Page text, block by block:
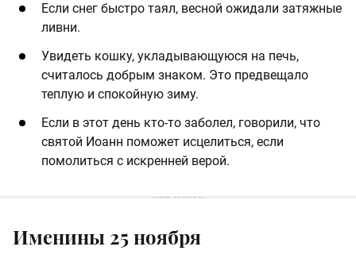
Если снег быстро таял, весной ожидали затяжные
ливни.
Увидеть кошку, укладывающуюся на печь,
считалось добрым знаком. Это предвещало
теплую и спокойную зиму.
Если в этот день кто-то заболел, говорили, что
святой Иоанн поможет исцелиться, если
помолиться с искренней верой.
Именины 25 ноября